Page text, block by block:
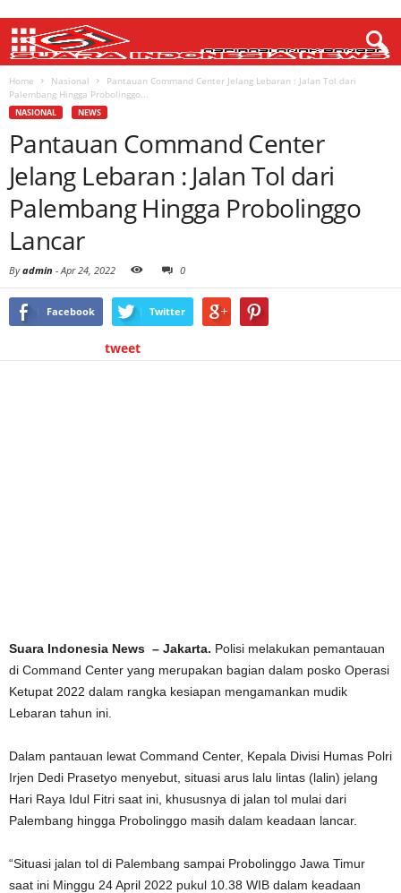
Home Nasional
Pantauan Command Center Jelang Lebaran : Jalan Tol dari
Palembang Hingga Probolinggo...
NASIONAL NEWS
Pantauan Command Center
Jelang Lebaran : Jalan Tol dari
Palembang Hingga Probolinggo
Lancar
Byadmin - Apr 24, 2022 0
Facebook Twitter
tweet
Suara Indonesia News – Jakarta. Polisi melakukan pemantauan
di Command Center yang merupakan bagian dalam posko Operasi
Ketupat 2022 dalam rangka kesiapan mengamankan mudik
Lebaran tahun ini.
Dalam pantauan lewat Command Center, Kepala Divisi Humas Polri
Irjen Dedi Prasetyo menyebut, situasi arus lalu lintas (lalin) jelang
Hari Raya Idul Fitri saat ini, khususnya di jalan tol mulai dari
Palembang hingga Probolinggo masih dalam keadaan lancar.
“Situasi jalan tol di Palembang sampai Probolinggo Jawa Timur
saat ini Minggu 24 April 2022 pukul 10.38 WIB dalam keadaan